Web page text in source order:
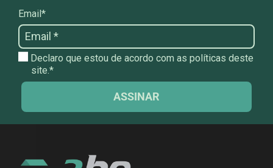
Email*
Declaro que estou de acordo com as políticas deste
site.*
ASSINAR